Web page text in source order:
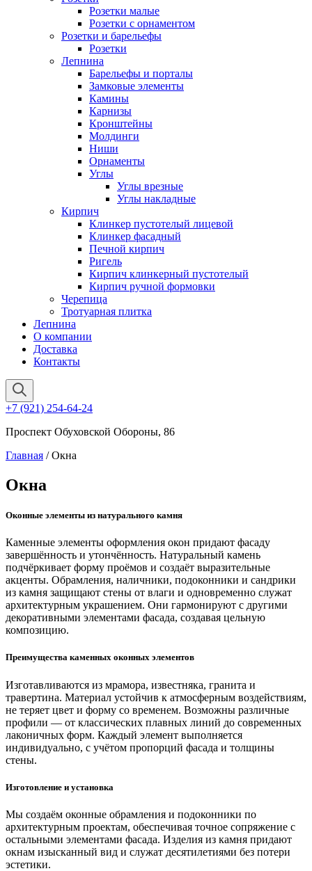
Розетки малые
Розетки с орнаментом
Розетки и барельефы
Розетки
Лепнина
Барельефы и порталы
Замковые элементы
Камины
Карнизы
Кронштейны
Молдинги
Ниши
Орнаменты
Углы
Углы врезные
Углы накладные
Кирпич
Клинкер пустотелый лицевой
Клинкер фасадный
Печной кирпич
Ригель
Кирпич клинкерный пустотелый
Кирпич ручной формовки
Черепица
Тротуарная плитка
Лепнина
О компании
Доставка
Контакты
+7 (921) 254-64-24
Проспект Обуховской Обороны, 86
Главная / Окна
Окна
Оконные элементы из натурального камня
Каменные элементы оформления окон придают фасаду
завершённость и утончённость. Натуральный камень
подчёркивает форму проёмов и создаёт выразительные
акценты. Обрамления, наличники, подоконники и сандрики
из камня защищают стены от влаги и одновременно служат
архитектурным украшением. Они гармонируют с другими
декоративными элементами фасада, создавая цельную
композицию.
Преимущества каменных оконных элементов
Изготавливаются из мрамора, известняка, гранита и
травертина. Материал устойчив к атмосферным воздействиям,
не теряет цвет и форму со временем. Возможны различные
профили — от классических плавных линий до современных
лаконичных форм. Каждый элемент выполняется
индивидуально, с учётом пропорций фасада и толщины
стены.
Изготовление и установка
Мы создаём оконные обрамления и подоконники по
архитектурным проектам, обеспечивая точное сопряжение с
остальными элементами фасада. Изделия из камня придают
окнам изысканный вид и служат десятилетиями без потери
эстетики.